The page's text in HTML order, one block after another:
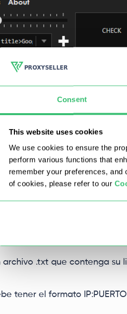
Consent
This website uses cookies
We use cookies to ensure the
perform various functions that
remember your preferences, and
of cookies, please refer to our
desde archivo
de la carpeta.
archivo .txt que contenga su
tener el formato IP:PUERTO